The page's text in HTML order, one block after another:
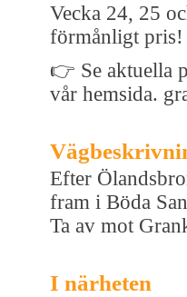
Vecka 24, 25
förmånligt pris!
👉 Se aktuella
vår hemsida.
Efter
fram i Böda
Ta av mot
I närheten